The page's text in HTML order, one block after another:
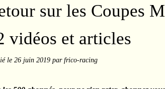
sur les Coupes
vidéos et articles
le 26 juin 2019 par frico-racing